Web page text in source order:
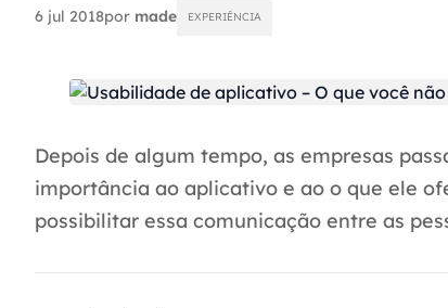
6 jul 2018por made EXPERIÊNCIA
Depois de algum tempo, as empresas
importância ao aplicativo e ao o que ele
possibilitar essa comunicação entre as